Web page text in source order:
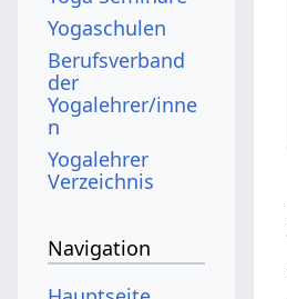
Yogaschulen
Berufsverband
der
Yogalehrer/inne
n
Yogalehrer
Verzeichnis
Navigation